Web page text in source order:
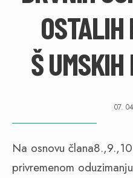
OSTALIH
Š UMSKIH
07.
Na osnovu
privremenom